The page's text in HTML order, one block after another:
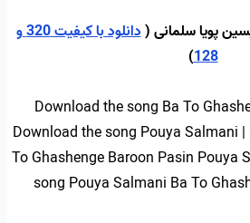
پویا سلمانی (
دانلود با کیفیت 320 و
128
)
Download the song Ba To
Download the song Pouya Salmani
To Ghashenge Baroon Pasin Pouya
song Pouya Salmani Ba To